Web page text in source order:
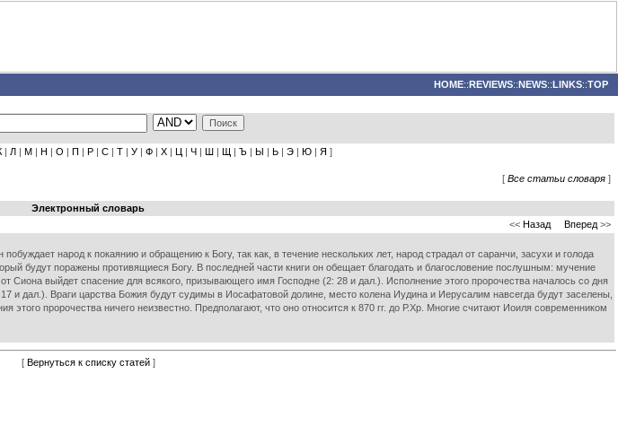
HOME::REVIEWS::NEWS::LINKS::TOP
| Л | М | Н | О | П | Р | С | Т | У | Ф | Х | Ц | Ч | Ш | Щ | Ъ | Ы | Ь | Э | Ю | Я ]
[ Все статьи словаря ]
Электронный словарь
<< Назад Вперед >>
народ к покаянию и обращению к Богу, так как, в течение нескольких лет, народ страдал от саранчи, засухи и голода
будут поражены противящиеся Богу. В последней части книги он обещает благодать и благословение послушным: мучение
Сиона выйдет спасение для всякого, призывающего имя Господне (2: 28 и дал.). Исполнение этого пророчества началось со дня
и дал.). Враги царства Божия будут судимы в Иосафатовой долине, место колена Иудина и Иерусалим навсегда будут заселены,
пророчества ничего неизвестно. Предполагают, что оно относится к 870 гг. до Р.Хр. Многие считают Иоиля современником
[ Вернуться к списку статей]